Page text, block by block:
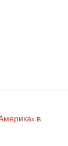
в